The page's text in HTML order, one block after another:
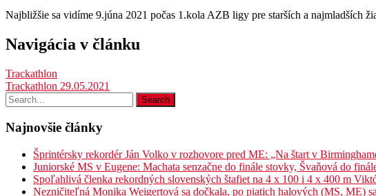
Najbližšie sa vidíme 9.júna 2021 počas 1.kola AZB ligy pre starších a najmladších
Navigácia v článku
Trackathlon
Trackathlon 29.05.2021
Najnovšie články
Šprintérsky rekordér Ján Volko v rozhovore pred ME: „Na štart v
Juniorské MS v Eugene: Machata senzačne do finále stovky, Švaňová do
Spoľahlivá členka rekordných slovenských štafiet na 4 x 100 i 4 x 400 m
Nezničiteľná Monika Weigertová sa dočkala, po piatich halových (MS, ME)